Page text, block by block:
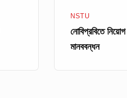
NSTU
নোবিপ্রবিতে নিয়োগ
মানববন্ধন